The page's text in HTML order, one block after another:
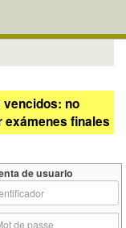
vencidos: no
exámenes finales
de usuario